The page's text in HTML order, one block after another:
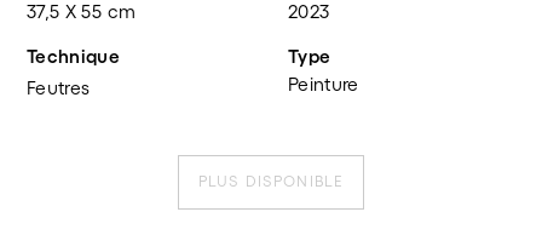
37,5 X 55 cm
2023
Technique
Feutres
Type
Peinture
PLUS DISPONIBLE